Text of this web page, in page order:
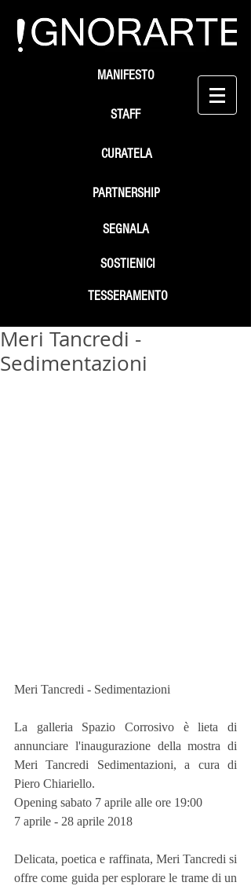
STAFF
SEGNALA
SOSTIENICI
MANIFESTO
PARTNERSHIP
TESSERAMENTO
CURATELA
Meri Tancredi -
Sedimentazioni
Meri Tancredi - Sedimentazioni
La galleria Spazio Corrosivo è lieta di
annunciare l'inaugurazione della mostra di
Meri Tancredi Sedimentazioni, a cura di
Piero Chiariello.
Opening sabato 7 aprile alle ore 19:00
7 aprile - 28 aprile 2018
Delicata, poetica e raffinata, Meri Tancredi si
offre come guida per esplorare le trame di un